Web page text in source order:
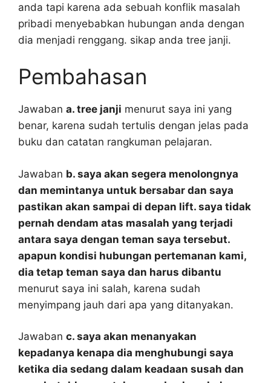
anda tapi karena ada sebuah konflik masalah
pribadi menyebabkan hubungan anda dengan
dia menjadi renggang. sikap anda tree janji.
Pembahasan
Jawaban a. tree janji menurut saya ini yang
benar, karena sudah tertulis dengan jelas pada
buku dan catatan rangkuman pelajaran.
Jawaban b. saya akan segera menolongnya
dan memintanya untuk bersabar dan saya
pastikan akan sampai di depan lift. saya tidak
pernah dendam atas masalah yang terjadi
antara saya dengan teman saya tersebut.
apapun kondisi hubungan pertemanan kami,
dia tetap teman saya dan harus dibantu
menurut saya ini salah, karena sudah
menyimpang jauh dari apa yang ditanyakan.
Jawaban c. saya akan menanyakan
kepadanya kenapa dia menghubungi saya
ketika dia sedang dalam keadaan susah dan